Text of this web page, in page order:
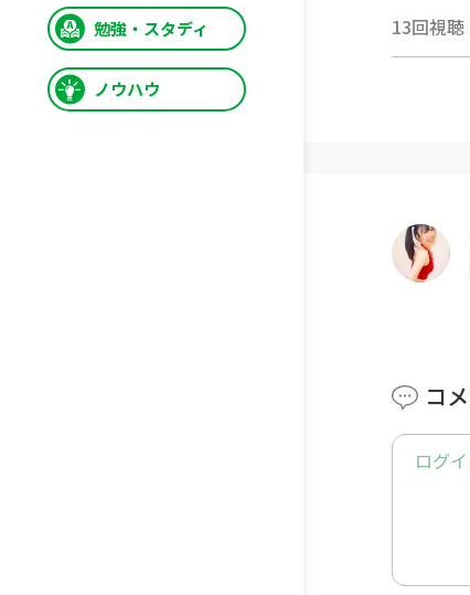
勉強・スタディ
ノウハウ
🔴運動
⚠️注意
▸ 体
▸ つら
▸
13回視聴
コ
ログ